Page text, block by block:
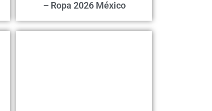
– Ropa 2026 México